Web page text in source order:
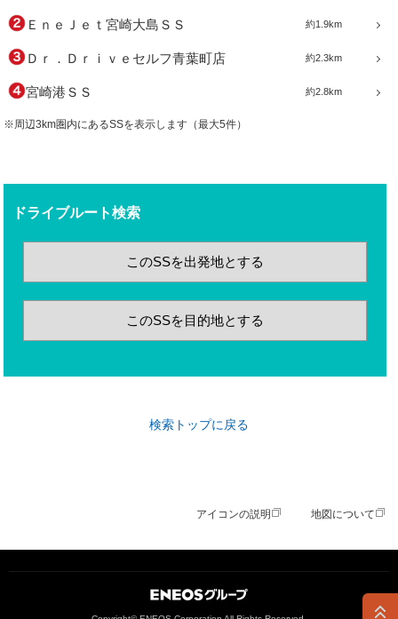
約1.9km
ＥｎｅＪｅｔ宮崎大島ＳＳ
約2.3km
Ｄｒ．Ｄｒｉｖｅセルフ青葉町店
約2.8km
宮崎港ＳＳ
※周辺3km圏内にあるSSを表示します（最大5件）
ドライブルート検索
このSSを出発地とする
このSSを目的地とする
検索トップに戻る
アイコンの説明 地図について